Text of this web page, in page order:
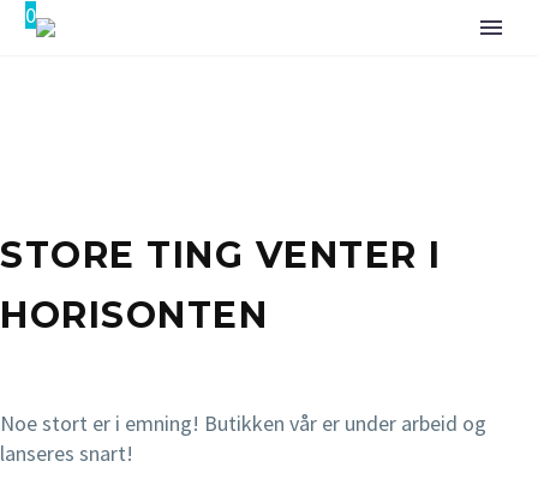
0
STORE TING VENTER I
HORISONTEN
Noe stort er i emning! Butikken vår er under arbeid og
lanseres snart!